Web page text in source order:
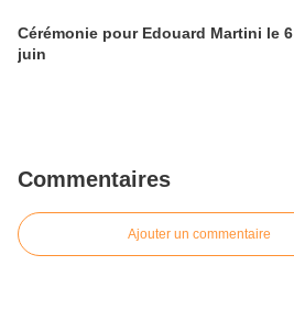
Cérémonie pour Edouard Martini le 6
juin
Commentaires
Ajouter un commentaire